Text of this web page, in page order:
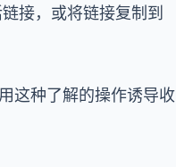
接，或将链接复制到
这种了解的操作诱导收